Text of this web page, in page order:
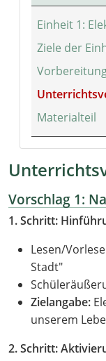
Einheit 1:
Ziele der
Materialteil
Vorschlag 1:
1. Schritt:
Lesen/
Stadt"
Zielangabe:
unserem
2. Schritt: